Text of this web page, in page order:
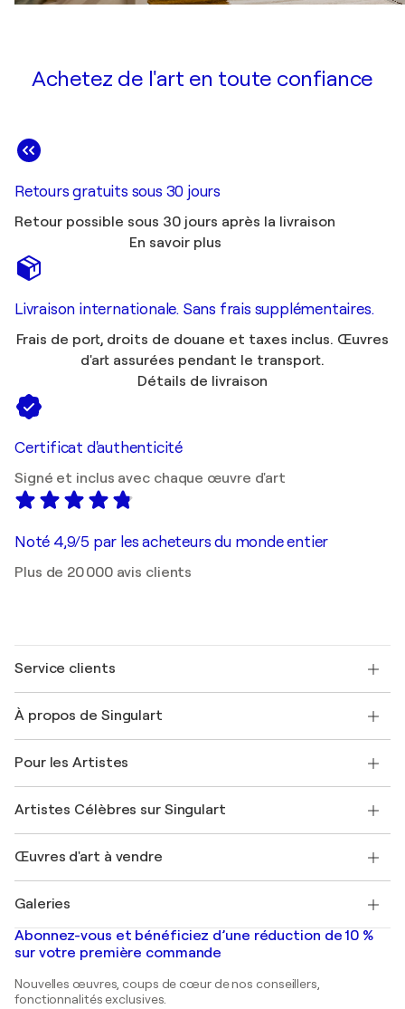
Achetez de l'art en toute confiance
Retours gratuits sous 30 jours
Retour possible sous 30 jours après la livraison
En savoir plus
Livraison internationale. Sans frais supplémentaires.
Frais de port, droits de douane et taxes inclus. Œuvres
d'art assurées pendant le transport.
Détails de livraison
Certificat d'authenticité
Signé et inclus avec chaque œuvre d'art
Noté 4,9/5 par les acheteurs du monde entier
Plus de 20 000 avis clients
Service clients
Expédition
Offrir une carte cadeau
Rejoignez notre programme commercial
Mon compte
+33 1 76 44 06 42
À propos de Singulart
FAQ
Magazine Singulart
Emplois
Découvrez une sélection d'art original
Pour les Artistes
Se connecter en tant qu'Artiste
Artistes Célèbres sur Singulart
Marc Chagall
Banksy
Mr. Brainwash
Shepard Fairey
Œuvres d'art à vendre
Tableaux abstraits à vendre
Peintures de paysage
Estampes
Peintures acryliques
Galeries
Galeries d'art en France
Galeries d'art en Belgique
Abonnez-vous et bénéficiez d’une réduction de 10 %
sur votre première commande
Nouvelles œuvres, coups de cœur de nos conseillers,
fonctionnalités exclusives.